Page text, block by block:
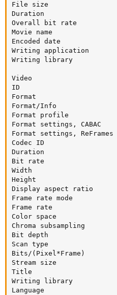
File size
Duration
Overall bit rate
Movie name
Encoded date
Writing application
Writing library
Video
ID
Format
Format/Info
Format profile
Format settings,
Format settings,
Codec ID
Duration
Bit rate
Width
Height
Display aspect ratio
Frame rate mode
Frame rate
Color space
Chroma subsampling
Bit depth
Scan type
Bits/(Pixel*Frame)
Stream size
Title
Writing library
Language